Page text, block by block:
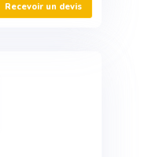
Recevoir un devis